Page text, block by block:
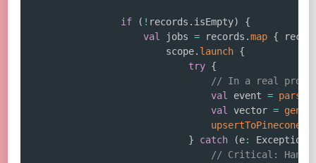
if ( ! records . isEmpty)
{
val
jobs = records .map {
                        scope
. launch {
try {
// In a real
val
event =
val
vector =
upsertToPinecone
}
catch (e: Exception
// Critical: Handle